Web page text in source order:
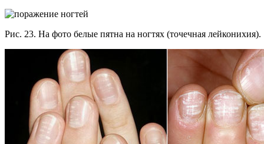
Рис. 23. На фото белые пятна на ногтях (точечная лейконихия).